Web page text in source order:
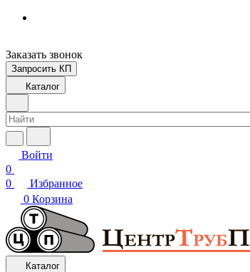
Заказать звонок
Запросить КП
Каталог
Войти
0
0
Избранное
0 Корзина
Каталог